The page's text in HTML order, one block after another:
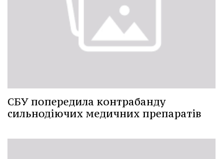
СБУ попередила контрабанду
сильнодіючих медичних препаратів